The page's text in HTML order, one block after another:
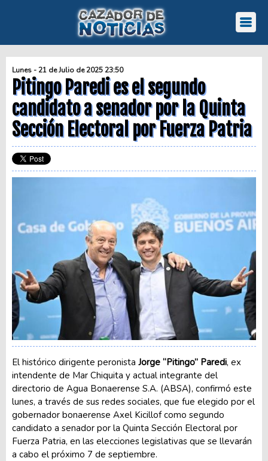
Lunes - 21 de Julio de 2025 23:50
Pitingo Paredi es el segundo
candidato a senador por la Quinta
Sección Electoral por Fuerza Patria
El histórico dirigente peronista Jorge “Pitingo” Paredi, ex
intendente de Mar Chiquita y actual integrante del
directorio de Agua Bonaerense S.A. (ABSA), confirmó este
lunes, a través de sus redes sociales, que fue elegido por el
gobernador bonaerense Axel Kicillof como segundo
candidato a senador por la Quinta Sección Electoral por
Fuerza Patria, en las elecciones legislativas que se llevarán
a cabo el próximo 7 de septiembre.